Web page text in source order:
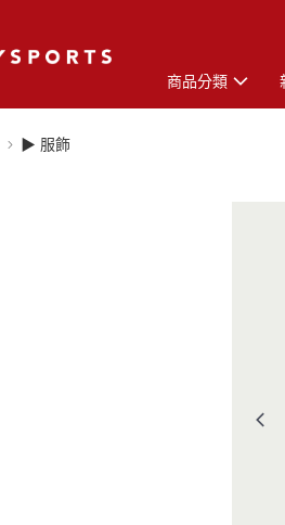
商品分類
▶ 服飾